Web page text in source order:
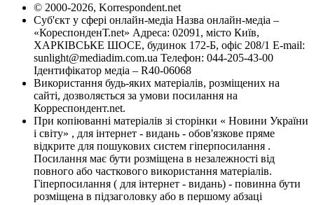
© 2000-2026, Korrespondent.net
Суб'єкт у сфері онлайн-медіа Назва онлайн-медіа –
«КореспонденТ.net» Адреса: 02091, місто Київ,
ХАРКІВСЬКЕ ШОСЕ, будинок 172-Б, офіс 208/1 E-mail:
sunlight@mediadim.com.ua Телефон: 044-205-43-00
Ідентифікатор медіа – R40-06068
Використання будь-яких матеріалів, розміщених на
сайті, дозволяється за умови посилання на
Корреспондент.net.
При копіюванні матеріалів зі сторінки « Новини України
і світу» , для інтернет - видань - обов'язкове пряме
відкрите для пошукових систем гіперпосилання .
Посилання має бути розміщена в незалежності від
повного або часткового використання матеріалів.
Гіперпосилання ( для інтернет - видань) - повинна бути
розміщена в підзаголовку або в першому абзаці